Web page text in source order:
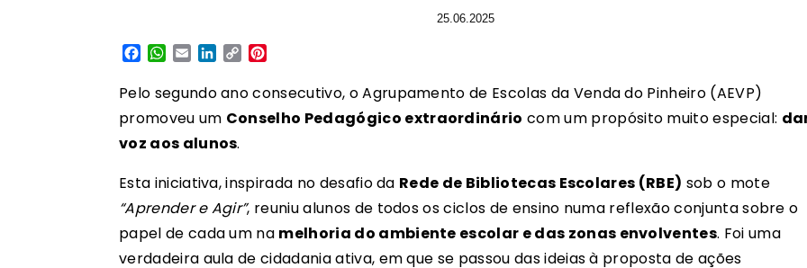
25.06.2025
Facebook
WhatsApp
EmailLinkedIn
Copy
Pelo segundo ano consecutivo, o Agrupamento de Escolas da Venda do Pinheiro (AEVP)
promoveu um Conselho Pedagógico extraordinário com um propósito muito especial:
voz aos alunos.
Esta iniciativa, inspirada no desafio da Rede de Bibliotecas Escolares (RBE) sob o mote
“Aprender e Agir”, reuniu alunos de todos os ciclos de ensino numa reflexão conjunta sobre o
papel de cada um na melhoria do ambiente escolar e das zonas envolventes. Foi uma
verdadeira aula de cidadania ativa, em que se passou das ideias à proposta de ações